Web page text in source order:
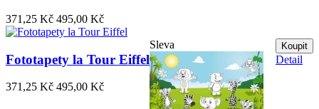
371,25 Kč 495,00 Kč
Fototapety la Tour Eiffel
371,25 Kč 495,00 Kč
Koupit
Detail
Sleva